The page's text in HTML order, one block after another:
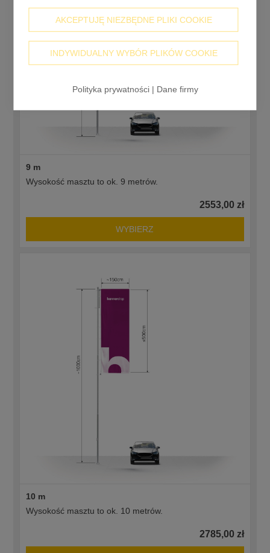
INDYWIDUALNY WYBÓR PLIKÓW COOKIE
AKCEPTUJĘ NIEZBĘDNE PLIKI COOKIE
Polityka prywatności| Dane firmy
9 m
Wysokość masztu to ok. 9 metrów.
2553,00 zł
WYBIERZ
10 m
Wysokość masztu to ok. 10 metrów.
2785,00 zł